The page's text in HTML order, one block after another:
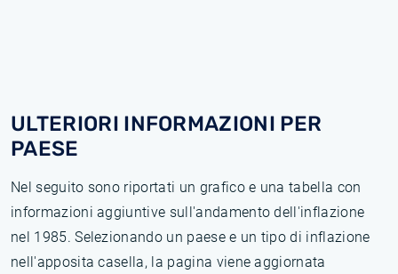
ULTERIORI INFORMAZIONI PER
PAESE
Nel seguito sono riportati un grafico e una tabella con
informazioni aggiuntive sull'andamento dell'inflazione
nel 1985. Selezionando un paese e un tipo di inflazione
nell'apposita casella, la pagina viene aggiornata